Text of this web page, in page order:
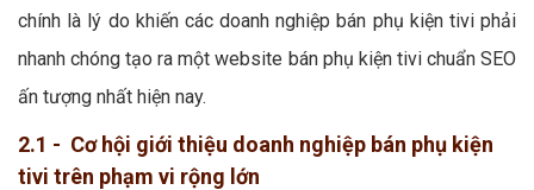
chính là lý do khiến các doanh nghiệp bán phụ kiện tivi phải
nhanh chóng tạo ra một website bán phụ kiện tivi chuẩn SEO
ấn tượng nhất hiện nay.
2.1 - Cơ hội giới thiệu doanh nghiệp bán phụ kiện
tivi trên phạm vi rộng lớn